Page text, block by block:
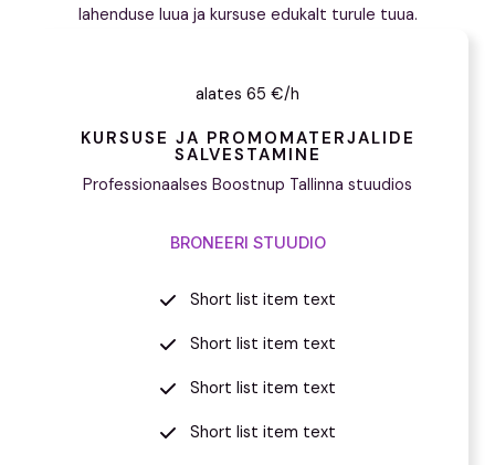
lahenduse luua ja kursuse edukalt turule tuua.
alates 65 €/h
KURSUSE JA PROMOMATERJALIDE
SALVESTAMINE
Professionaalses Boostnup Tallinna stuudios
BRONEERI STUUDIO
Short list item text
Short list item text
Short list item text
Short list item text